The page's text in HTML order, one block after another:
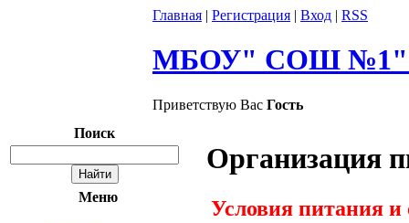
Главная | Регистрация | Вход | RSS
МБОУ" СОШ №1"
Приветствую Вас Гость
Поиск
Меню
Организация
Условия питания